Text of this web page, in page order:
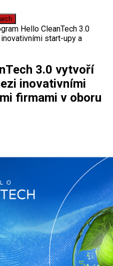
Hello CleanTech 3.0
start-upy a
3.0 vytvoří
inovativními
firmami v oboru